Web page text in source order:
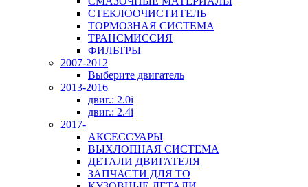
СТЕКЛООЧИСТИТЕЛЬ
ТОРМОЗНАЯ СИСТЕМА
ТРАНСМИССИЯ
ФИЛЬТРЫ
2007-2012
Выберите двигатель
2013-2016
двиг.: 2.0i
двиг.: 2.4i
2017-
АКСЕССУАРЫ
ВЫХЛОПНАЯ СИСТЕМА
ДЕТАЛИ ДВИГАТЕЛЯ
ЗАПЧАСТИ ДЛЯ ТО